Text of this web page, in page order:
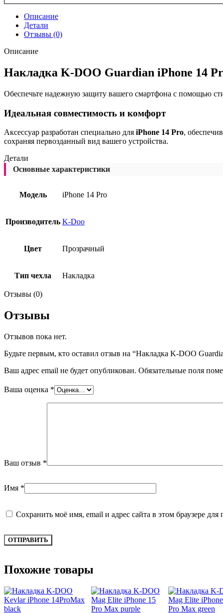
Описание
Детали
Отзывы (0)
Описание
Накладка K-DOO Guardian iPhone 14
Обеспечьте надежную защиту вашего смартфона с помощью
Идеальная совместимость и комфорт
Аксессуар разработан специально для iPhone 14 Pro,
сохраняя первозданный вид вашего устройства.
Детали
Основные характеристики
Модель iPhone 14 Pro
Производитель K-Doo
Цвет Прозрачный
Тип чехла Накладка
Отзывы (0)
Отзывы
Отзывов пока нет.
Будьте первым, кто оставил отзыв на “Накладка K-DOO
Ваш адрес email не будет опубликован. Обязательные поля
Ваша оценка *
Ваш отзыв *
Имя *
Сохранить моё имя, email и адрес сайта в этом браузере
Похожие товары